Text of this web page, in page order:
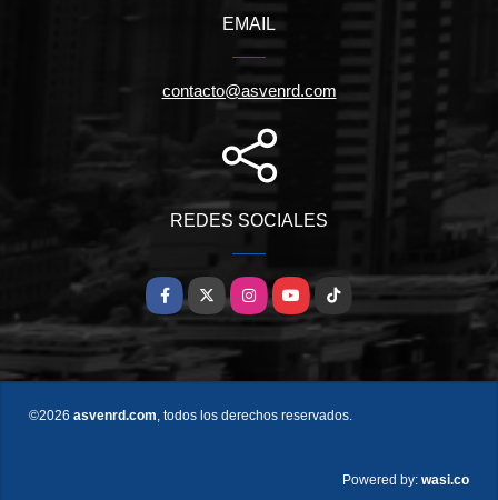
EMAIL
contacto@asvenrd.com
REDES SOCIALES
Facebook
X InstagramYouTubeTikTok
©2026 asvenrd.com, todos los derechos reservados.
Powered by: wasi.co